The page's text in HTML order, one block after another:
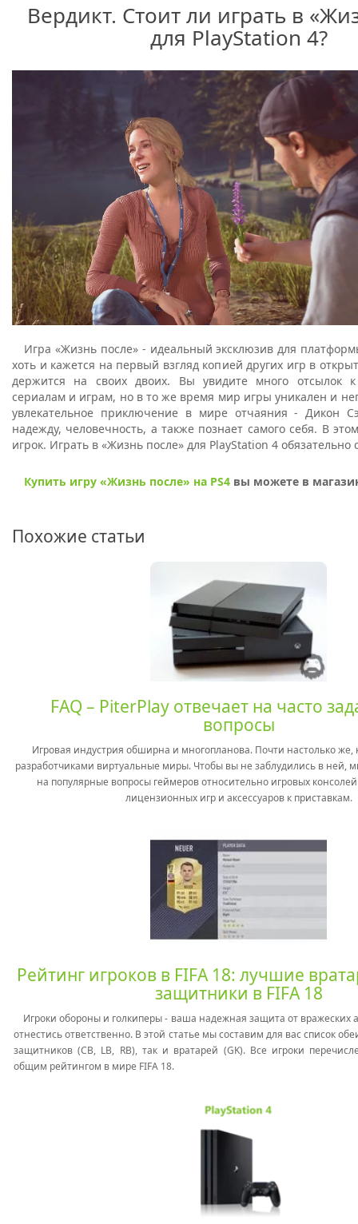
Вердикт. Стоит ли играть в
для PlayStation 4?
Игра «Жизнь после» - идеальный эксклюзив для
хоть и кажется на первый взгляд копией других игр в
держится на своих двоих. Вы увидите много отсылок
сериалам и играм, но в то же время мир игры уникален и
увлекательное приключение в мире отчаяния - Дикон
надежду, человечность, а также познает самого себя. В
игрок. Играть в «Жизнь после» для PlayStation 4 обязательно
Купить игру «Жизнь после» на PS4 вы можете в
Похожие статьи
FAQ – PiterPlay отвечает на часто
вопросы
Игровая индустрия обширна и многопланова. Почти настолько же,
разработчиками виртуальные миры. Чтобы вы не заблудились в ней,
на популярные вопросы геймеров относительно игровых консолей
лицензионных игр и аксессуаров к приставкам.
Рейтинг игроков в FIFA 18: лучшие
защитники в FIFA 18
Игроки обороны и голкиперы - ваша надежная защита от вражеских
отнестись ответственно. В этой статье мы составим для вас список
защитников (CB, LB, RB), так и вратарей (GK). Все игроки
общим рейтингом в мире FIFA 18.